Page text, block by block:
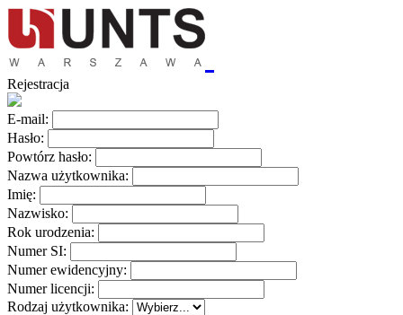
Rejestracja
E-mail:
Hasło:
Powtórz hasło:
Nazwa użytkownika:
Imię:
Nazwisko:
Rok urodzenia:
Numer SI:
Numer ewidencyjny:
Numer licencji:
Rodzaj użytkownika: